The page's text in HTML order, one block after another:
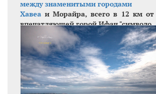
между знаменитыми городами
Хавеа и Морайра, всего в 12 км от
впечатляющей горой Ифач "символо..